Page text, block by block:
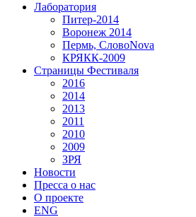
Лаборатория
Питер-2014
Воронеж 2014
Пермь, СловоNova
КРЯКК-2009
Страницы Фестиваля
2016
2014
2013
2011
2010
2009
ЗРЯ
Новости
Пресса о нас
О проекте
ENG